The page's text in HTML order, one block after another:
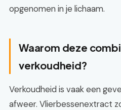
opgenomen in je lichaam.
Waarom deze
verkoudheid?
Verkoudheid is vaak een
afweer. Vlierbessenextract